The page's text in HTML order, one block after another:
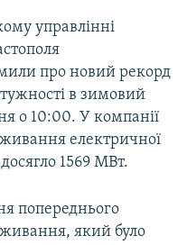
управлінні
про новий рекорд
в зимовий
о 10:00. У компанії
електричної
1569 МВт.
попереднього
який було